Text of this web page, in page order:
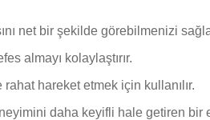
net bir şekilde görebilmenizi
almayı kolaylaştırır.
hareket etmek için kullanılır.
daha keyifli hale getiren bir